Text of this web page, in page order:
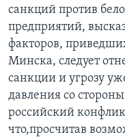
санкций против
предприятий,
факторов,
Минска, следует
санкции и угрозу
давления со
российский
что,просчитав